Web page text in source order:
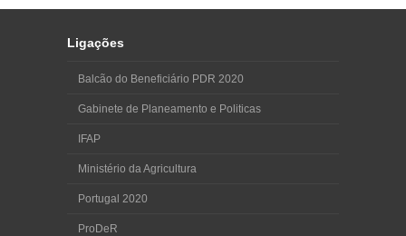
Ligações
Balcão do Beneficiário PDR 2020
Gabinete de Planeamento e Politicas
IFAP
Ministério da Agricultura
Portugal 2020
ProDeR